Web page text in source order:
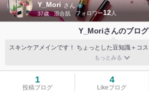
Y_Mori さん
37歳 混合肌 12
Y_Moriさんのブログ
1
投稿ブログ
4
Likeブログ